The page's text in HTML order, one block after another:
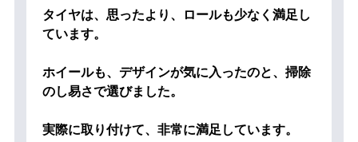
タイヤは、思ったより、ロールも少なく満足し
ています。
ホイールも、デザインが気に入ったのと、掃除
のし易さで選びました。
実際に取り付けて、非常に満足しています。